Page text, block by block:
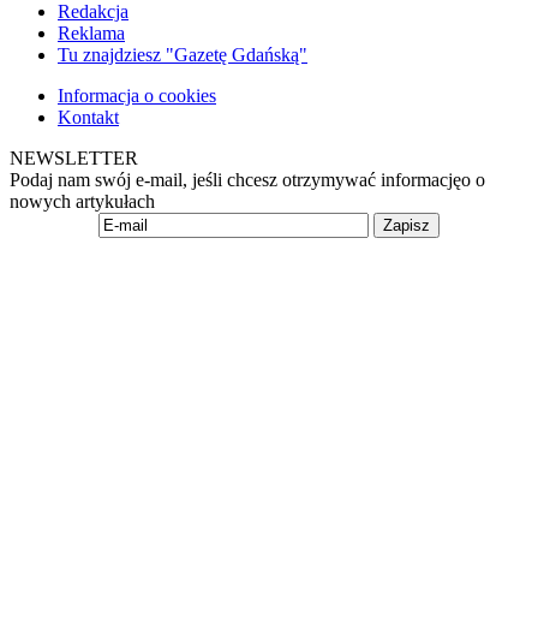
Redakcja
Reklama
Tu znajdziesz "Gazetę Gdańską"
Informacja o cookies
Kontakt
NEWSLETTER
Podaj nam swój e-mail, jeśli chcesz otrzymywać informacjęo o
nowych artykułach
Zapisz